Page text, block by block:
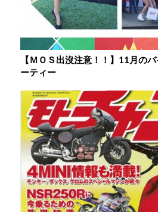
【ＭＯＳ出沒注意！！】11月の
ーティー